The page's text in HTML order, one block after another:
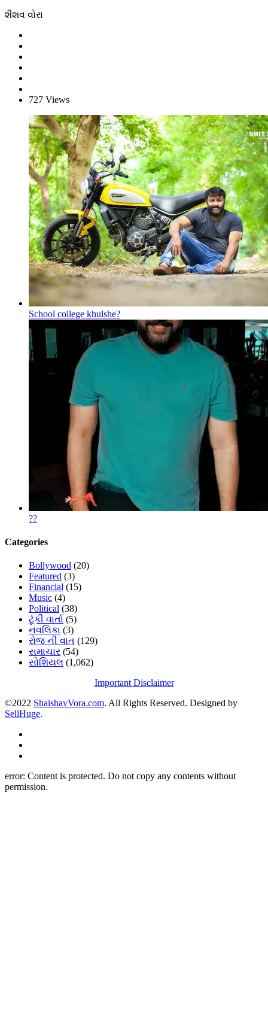
શૈશવ વોરા
727 Views
School college khulshe?
??
Categories
Bollywood (20)
Featured (3)
Financial (15)
Music (4)
Political (38)
ટૂંકી વાર્તા (5)
નવલિકા (3)
રોજ ની વાત (129)
સમાચાર (54)
સોશિયલ (1,062)
Important Disclaimer
©2022 ShaishavVora.com. All Rights Reserved. Designed by
SellHuge.
error: Content is protected. Do not copy any contents without
permission.